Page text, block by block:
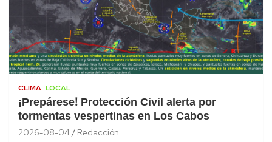
CLIMA LOCAL
¡Prepárese! Protección Civil alerta por
tormentas vespertinas en Los Cabos
2026-08-04 Redacción